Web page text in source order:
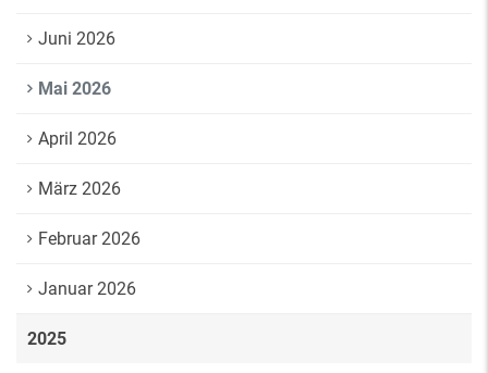
Juni 2026
Mai 2026
April 2026
März 2026
Februar 2026
Januar 2026
2025